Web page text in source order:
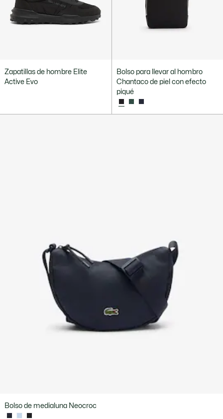
Zapatillas de hombre Elite
Active Evo
Bolso para llevar al hombro
Chantaco de piel con efecto
piqué
Bolso de medialuna Neocroc